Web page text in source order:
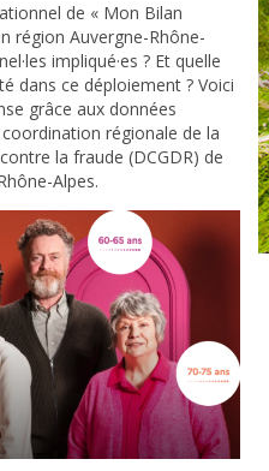
de « Mon Bilan
région Auvergne-Rhône-
impliqué·es ? Et quelle
dans ce déploiement ? Voici
grâce aux données
régionale de la
la fraude (DCGDR) de
Alpes.